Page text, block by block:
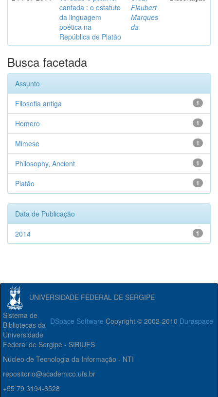
cantada : o estatuto
da linguagem
poética na
República de Platão
Flaubert
Marques
da
Busca facetada
Assunto
1
Filosofia antiga
1
Homero
1
Mimese
1
Philosophy, Ancient
1
Platão
Data de Publicação
1
2014
UNIVERSIDADE FEDERAL DE SERGIPE
DSpace Software Copyright © 2002-2010 Duraspace
Sistema de
Bibliotecas da
Universidade
Federal de Sergipe - SIBIUFS
Núcleo de Tecnologia da Informação - NTI
repositorio@academico.ufs.br
+55 79 3194-6528